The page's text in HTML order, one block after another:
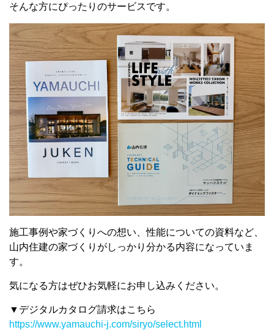
そんな方にぴったりのサービスです。
施工事例や家づくりへの想い、性能についての資料など、
山内住建の家づくりがしっかり分かる内容になっていま
す。
気になる方はぜひお気軽にお申し込みください。
▼デジタルカタログ請求はこちら
https://www.yamauchi-j.com/siryo/select.html